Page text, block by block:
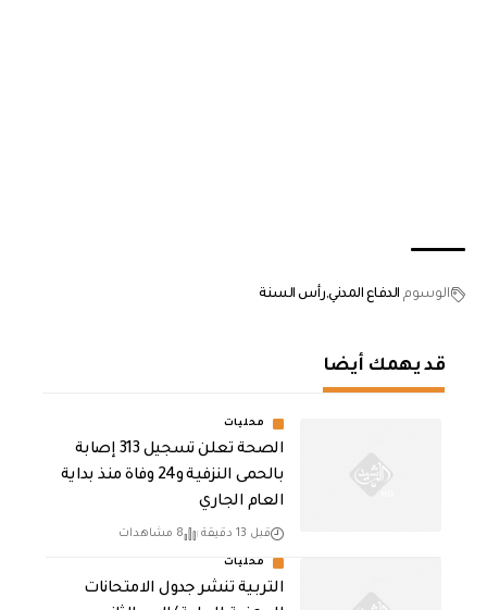
الوسوم الدفاع المدني رأس السنة
قد يهمك أيضا
محليات
الصحة تعلن تسجيل 313 إصابة
بالحمى النزفية و24 وفاة منذ بداية
العام الجاري
قبل 13 دقيقة 8 مشاهدات
محليات
التربية تنشر جدول الامتحانات